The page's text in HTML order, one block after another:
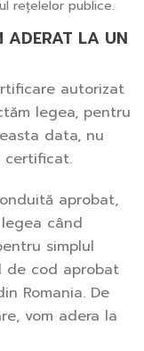
rețelelor publice.
ADERAT LA UN
autorizat
legea, pentru
data, nu
certificat.
aprobat,
când
simplul
de cod aprobat
Romania. De
vom adera la